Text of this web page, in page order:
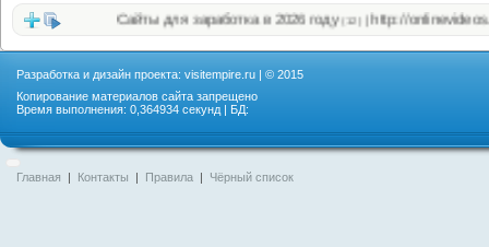
Сайты для заработка в 2026 году(12)|http://onlinevideos.cc/
Разработка и дизайн проекта: visitempire.ru | © 2015
Копирование материалов сайта запрещено
Время выполнения: 0,364934 секунд | БД:
Главная | Контакты | Правила | Чёрный список